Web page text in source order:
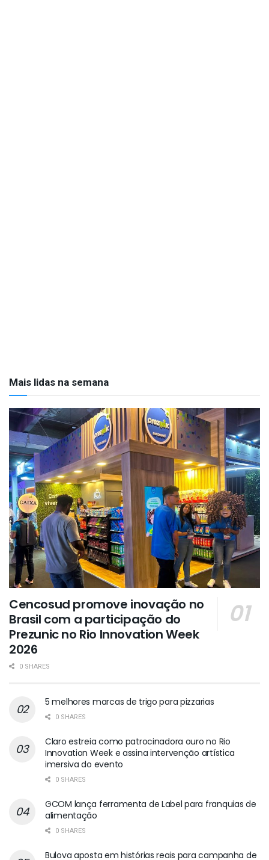
Mais lidas na semana
Cencosud promove inovação no
Brasil com a participação do
Prezunic no Rio Innovation Week
2026
0 SHARES
5 melhores marcas de trigo para pizzarias
0 SHARES
Claro estreia como patrocinadora ouro no Rio
Innovation Week e assina intervenção artística
imersiva do evento
0 SHARES
GCOM lança ferramenta de Label para franquias de
alimentação
0 SHARES
Bulova aposta em histórias reais para campanha de